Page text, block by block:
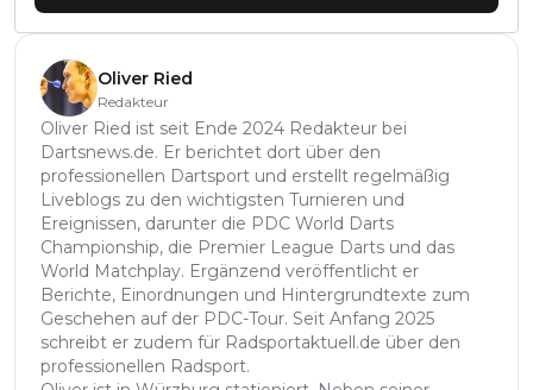
Oliver Ried
Redakteur
Oliver Ried ist seit Ende 2024 Redakteur bei
Dartsnews.de. Er berichtet dort über den
professionellen Dartsport und erstellt regelmäßig
Liveblogs zu den wichtigsten Turnieren und
Ereignissen, darunter die PDC World Darts
Championship, die Premier League Darts und das
World Matchplay. Ergänzend veröffentlicht er
Berichte, Einordnungen und Hintergrundtexte zum
Geschehen auf der PDC-Tour. Seit Anfang 2025
schreibt er zudem für Radsportaktuell.de über den
professionellen Radsport.